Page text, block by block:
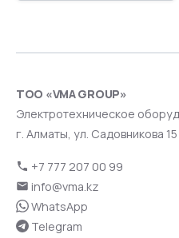
ТОО «VMA GROUP»
Электротехническое
г. Алматы, ул. Садовникова 15
+7 777 207 00 99
info@vma.kz
WhatsApp
Telegram